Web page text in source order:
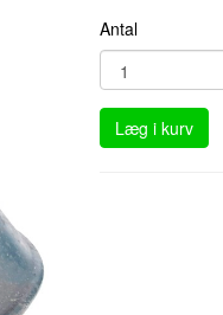
Antal
Læg i kurv